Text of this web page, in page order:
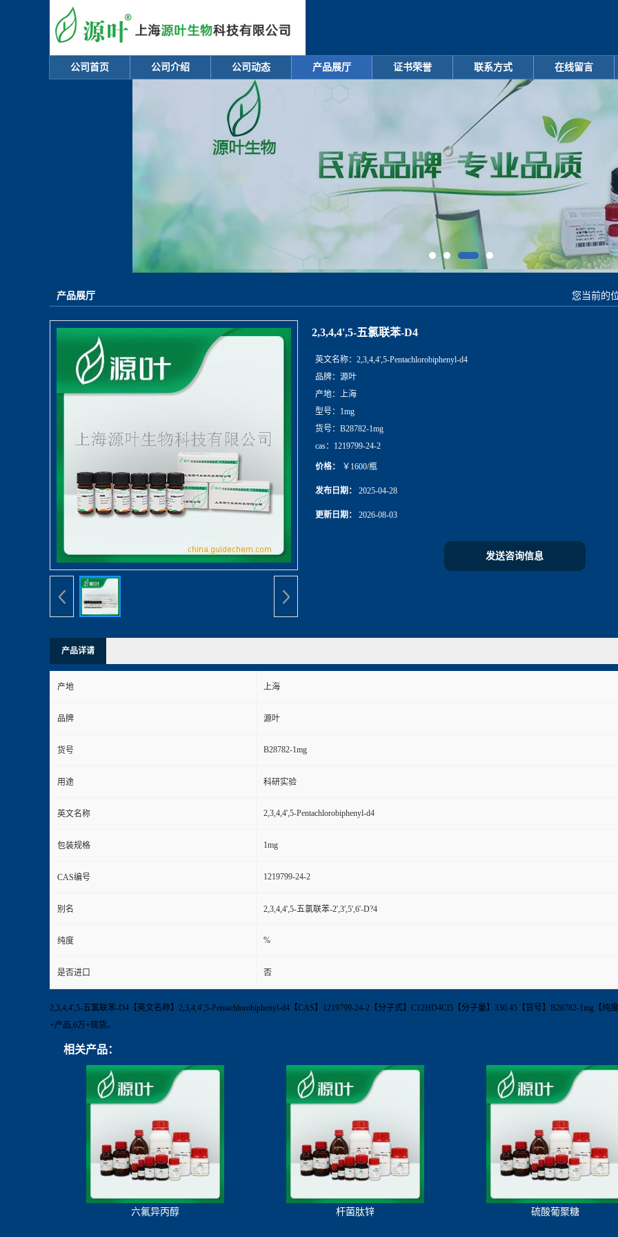
公司首页 公司介绍 公司动态 产品展厅 证书荣誉 联系方式 在线留言
产品展厅 您当前的
2,3,4,4',5-五氯联苯-D4
英文名称： 2,3,4,4',5-Pentachlorobiphenyl-d4
品牌： 源叶
产地： 上海
型号： 1mg
货号： B28782-1mg
cas： 1219799-24-2
价格： ￥1600/瓶
发布日期： 2025-04-28
更新日期： 2026-08-03
发送咨询信息
产品详请
产地 上海
品牌 源叶
货号 B28782-1mg
用途 科研实验
英文名称 2,3,4,4',5-Pentachlorobiphenyl-d4
包装规格 1mg
CAS编号 1219799-24-2
别名 2,3,4,4',5-五氯联苯-2',3',5',6'-D?4
纯度 %
是否进口 否
2,3,4,4',5-五氯联苯-D4【英文名称】2,3,4,4',5-Pentachlorobiphenyl-d4【CAS】1219799-24-2【分子式】C12HD4Cl5【分子量】330.45【货号】B28782-1mg【
+产品,6万+现货。
相关产品：
六氟异丙醇 杆菌肽锌 硫酸葡聚糖